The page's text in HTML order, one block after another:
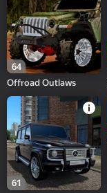
64
Offroad Outlaws
61